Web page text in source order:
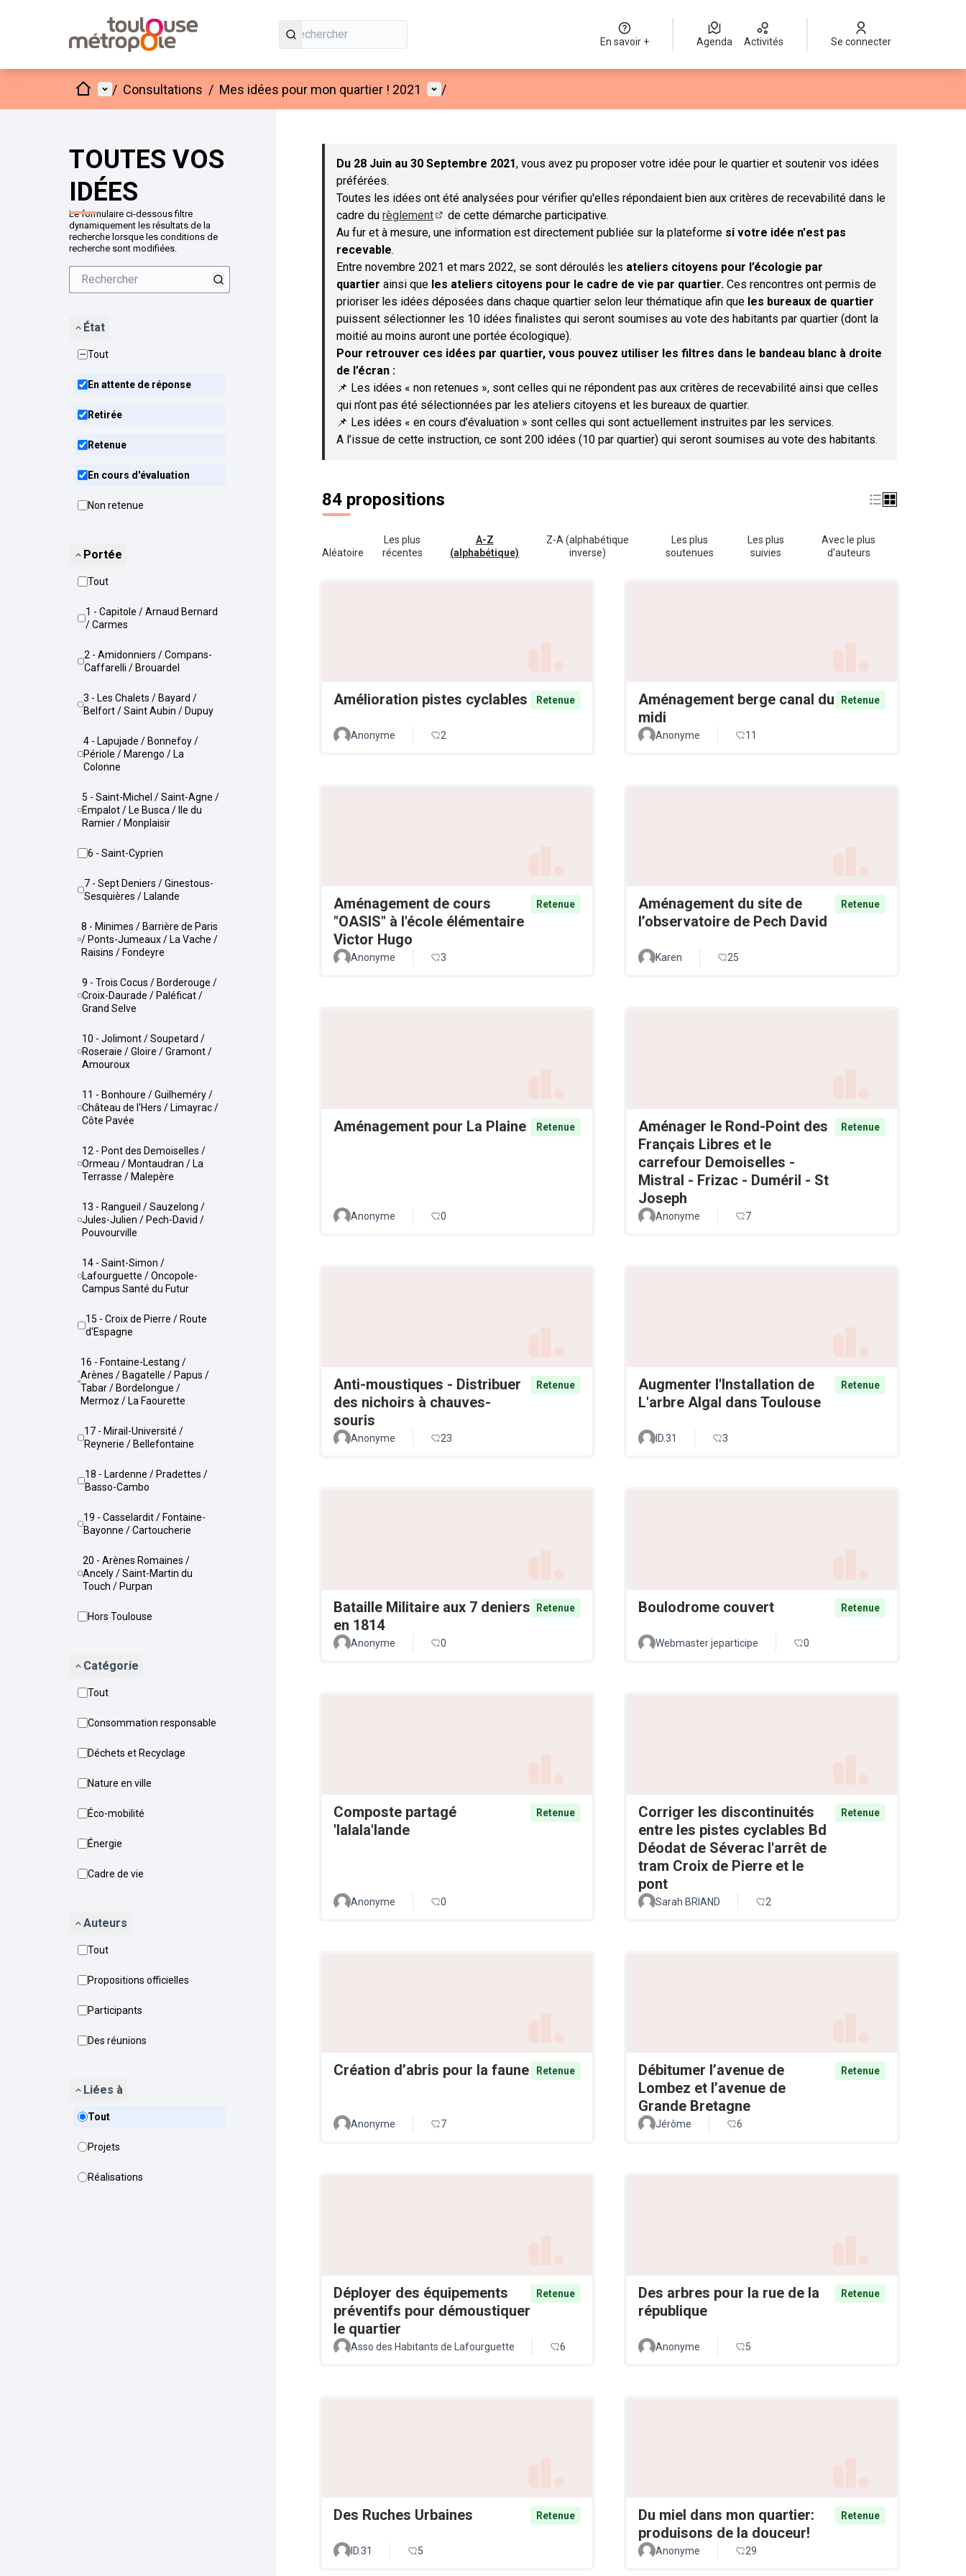
En savoir + Agenda Activités Se connecter
AccueilMenu principal
/ Consultations / Mes idées pour mon quartier ! 2021 Menu utilisateur
/
TOUTES VOS
IDÉES
Le formulaire ci-dessous filtre
dynamiquement les résultats de la
recherche lorsque les conditions de
recherche sont modifiées.
État
Tout
En attente de réponse
Retirée
Retenue
En cours d'évaluation
Non retenue
Portée
Tout
1 - Capitole / Arnaud Bernard
/ Carmes
2 - Amidonniers / Compans-
Caffarelli / Brouardel
3 - Les Chalets / Bayard /
Belfort / Saint Aubin / Dupuy
4 - Lapujade / Bonnefoy /
Périole / Marengo / La
Colonne
5 - Saint-Michel / Saint-Agne /
Empalot / Le Busca / Ile du
Ramier / Monplaisir
6 - Saint-Cyprien
7 - Sept Deniers / Ginestous-
Sesquières / Lalande
8 - Minimes / Barrière de Paris
/ Ponts-Jumeaux / La Vache /
Raisins / Fondeyre
9 - Trois Cocus / Borderouge /
Croix-Daurade / Paléficat /
Grand Selve
10 - Jolimont / Soupetard /
Roseraie / Gloire / Gramont /
Amouroux
11 - Bonhoure / Guilheméry /
Château de l'Hers / Limayrac /
Côte Pavée
12 - Pont des Demoiselles /
Ormeau / Montaudran / La
Terrasse / Malepère
13 - Rangueil / Sauzelong /
Jules-Julien / Pech-David /
Pouvourville
14 - Saint-Simon /
Lafourguette / Oncopole-
Campus Santé du Futur
15 - Croix de Pierre / Route
d'Espagne
16 - Fontaine-Lestang /
Arènes / Bagatelle / Papus /
Tabar / Bordelongue /
Mermoz / La Faourette
17 - Mirail-Université /
Reynerie / Bellefontaine
18 - Lardenne / Pradettes /
Basso-Cambo
19 - Casselardit / Fontaine-
Bayonne / Cartoucherie
20 - Arènes Romaines /
Ancely / Saint-Martin du
Touch / Purpan
Hors Toulouse
Catégorie
Tout
Consommation responsable
Déchets et Recyclage
Nature en ville
Éco-mobilité
Énergie
Cadre de vie
Auteurs
Tout
Propositions officielles
Participants
Des réunions
Liées à
Tout
Projets
Réalisations
Passer la carte
Du 28 Juin au 30 Septembre 2021, vous avez pu proposer votre idée pour le quartier et soutenir vos idées
préférées.
Toutes les idées ont été analysées pour vérifier qu'elles répondaient bien aux critères de recevabilité dans le
cadre du règlement
(S'ouvre dans un nouvel onglet)
de cette démarche participative.
Au fur et à mesure, une information est directement publiée sur la plateforme si votre idée n'est pas
recevable.
Entre novembre 2021 et mars 2022, se sont déroulés les ateliers citoyens pour l’écologie par
quartier ainsi que les ateliers citoyens pour le cadre de vie par quartier. Ces rencontres ont permis de
prioriser les idées déposées dans chaque quartier selon leur thématique afin que les bureaux de quartier
puissent sélectionner les 10 idées finalistes qui seront soumises au vote des habitants par quartier (dont la
moitié au moins auront une portée écologique).
Pour retrouver ces idées par quartier, vous pouvez utiliser les filtres dans le bandeau blanc à droite
de l’écran :
📌 Les idées « non retenues », sont celles qui ne répondent pas aux critères de recevabilité ainsi que celles
qui n’ont pas été sélectionnées par les ateliers citoyens et les bureaux de quartier.
📌 Les idées « en cours d’évaluation » sont celles qui sont actuellement instruites par les services.
A l’issue de cette instruction, ce sont 200 idées (10 par quartier) qui seront soumises au vote des habitants.
84 propositions
Aléatoire
Les plus
récentes
A-Z
(alphabétique)
Z-A (alphabétique
inverse)
Les plus
soutenues
Les plus
suivies
Avec le plus
d'auteurs
Amélioration pistes cyclables Retenue
Anonyme 2
Aménagement berge canal du
midi
Retenue
Anonyme 11
Aménagement de cours
"OASIS" à l'école élémentaire
Victor Hugo
Retenue
Anonyme 3
Aménagement du site de
l’observatoire de Pech David
Retenue
Karen 25
Aménagement pour La Plaine Retenue
Anonyme 0
Aménager le Rond-Point des
Français Libres et le
carrefour Demoiselles -
Mistral - Frizac - Duméril - St
Joseph
Retenue
Anonyme 7
Anti-moustiques - Distribuer
des nichoirs à chauves-
souris
Retenue
Anonyme 23
Augmenter l'Installation de
L'arbre Algal dans Toulouse
Retenue
ID.31 3
Bataille Militaire aux 7 deniers
en 1814
Retenue
Anonyme 0
Boulodrome couvert Retenue
Webmaster jeparticipe 0
Composte partagé
'lalala'lande
Retenue
Anonyme 0
Corriger les discontinuités
entre les pistes cyclables Bd
Déodat de Séverac l'arrêt de
tram Croix de Pierre et le
pont
Retenue
Sarah BRIAND 2
Création d’abris pour la faune Retenue
Anonyme 7
Débitumer l’avenue de
Lombez et l’avenue de
Grande Bretagne
Retenue
Jérôme 6
Déployer des équipements
préventifs pour démoustiquer
le quartier
Retenue
Asso des Habitants de Lafourguette 6
Des arbres pour la rue de la
république
Retenue
Anonyme 5
Des Ruches Urbaines Retenue
ID.31 5
Du miel dans mon quartier:
produisons de la douceur!
Retenue
Anonyme 29